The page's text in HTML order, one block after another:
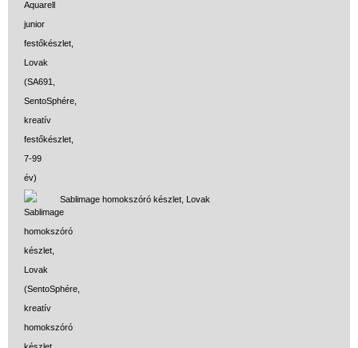
Sablimage homokszóró készlet, Lovak